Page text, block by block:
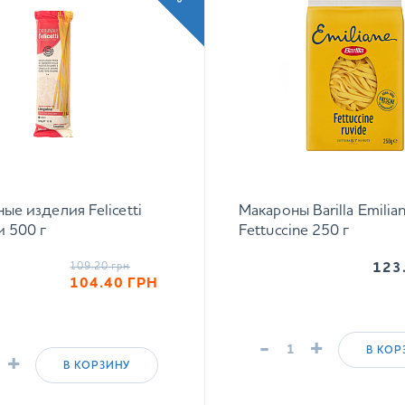
изделия Felicetti
500 г
109.20 грн
104.40 ГРН
+ В КОРЗИНУ
Макароны Barilla
Fettuccine 250 г
- + В